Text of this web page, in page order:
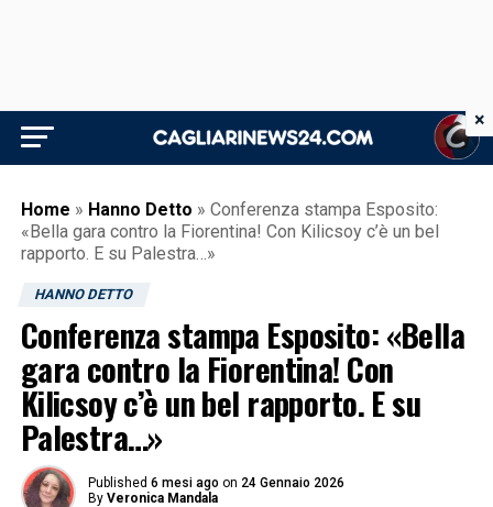
Home » Hanno Detto » Conferenza stampa Esposito:
«Bella gara contro la Fiorentina! Con Kilicsoy c’è un bel
rapporto. E su Palestra…»
HANNO DETTO
Conferenza stampa Esposito: «Bella
gara contro la Fiorentina! Con
Kilicsoy c’è un bel rapporto. E su
Palestra…»
Published 6 mesi ago on 24 Gennaio 2026
By Veronica Mandala
×